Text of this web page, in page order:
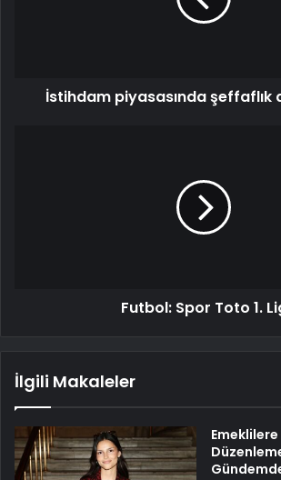
İstihdam piyasasında şeffaflık
Futbol: Spor Toto 1.
İlgili Makaleler
Emeklilere